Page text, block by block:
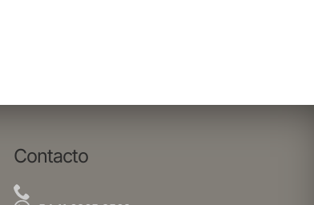
Contacto